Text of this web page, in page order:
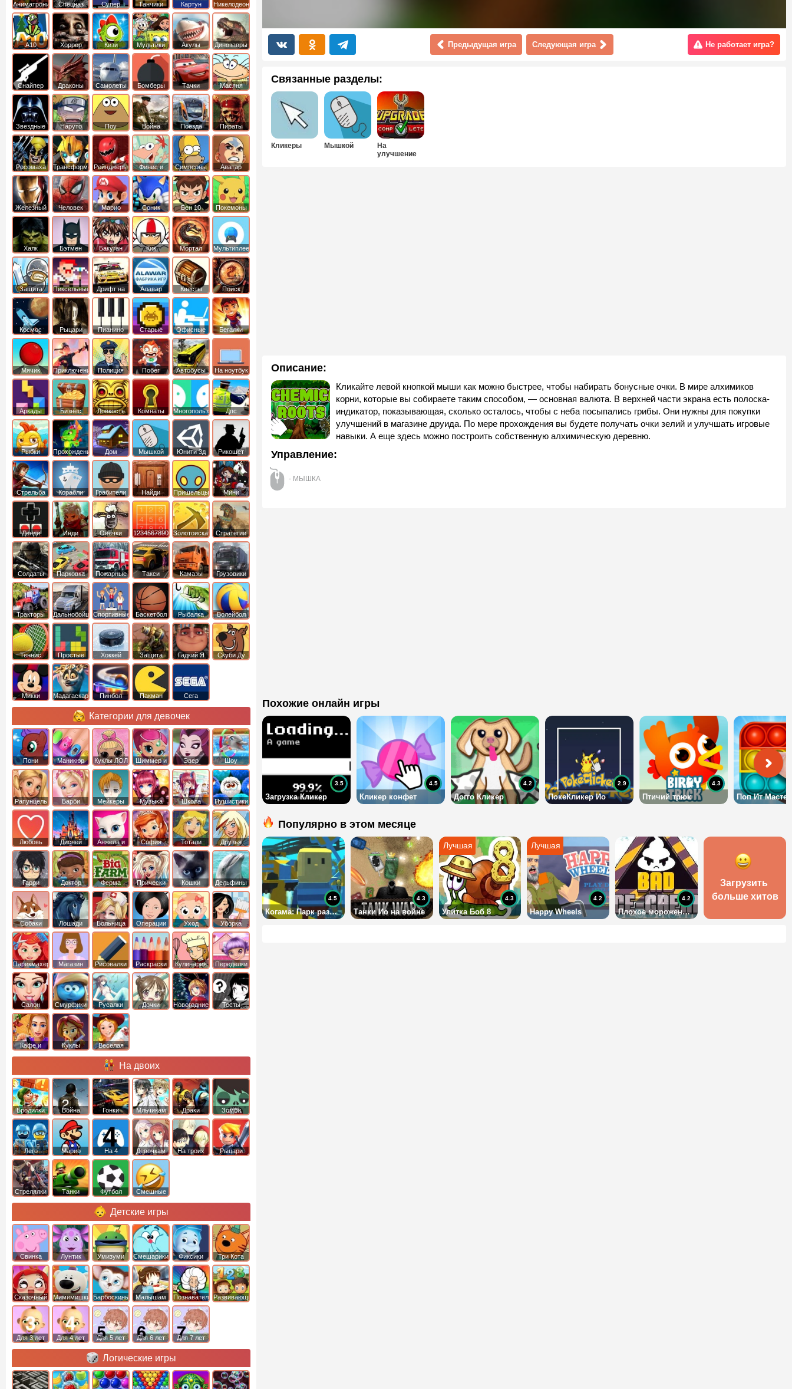
Предыдущая игра Следующая игра Не работает игра?
Связанные разделы:
Кликеры Мышкой
На
улучшение
Описание:
Кликайте левой кнопкой мыши как можно быстрее, чтобы набирать бонусные очки. В мире алхимиков
корни, которые вы собираете таким способом, — основная валюта. В верхней части экрана есть полоска-
индикатор, показывающая, сколько осталось, чтобы с неба посыпались грибы. Они нужны для покупки
улучшений в магазине друида. По мере прохождения вы будете получать очки зелий и улучшать игровые
навыки. А еще здесь можно построить собственную алхимическую деревню.
Управление:
- МЫШКА
Похожие онлайн игры
Загрузка Кликер
3.5
Кликер конфет
4.5
Догго Кликер
4.2
ПокеКликер Ио
2.9
Птичий трюк
4.3
Поп Ит Мастер
Популярно в этом месяце
Когама: Парк развлечений
4.5
Танки Ио на войне
4.3
Улитка Боб 8
4.3
Happy Wheels
4.2
Плохое мороженое 1 на двоих
4.2
Загрузить
больше хитов
Аниматроники Спецназ
Супер
бойцы
Танчики
Картун
нетворк
Никелодеон
А10 Хоррор Кизи Мультики Акулы Динозавры
Снайпер Драконы Самолеты Бомберы Тачки Масяня
Звездные
войны
Наруто Поу Война Поезда
Пираты
Карибского
Моря
Росомаха ТрансформерыРейнджеры
Самураи
Финис и
Ферб
Симпсоны
Аватар
легенда об
Аанге
Железный
человек
Человек
Паук
Марио Соник Бен 10 Покемоны
Халк Бэтмен Бакуган
Кик
Бутовский
Мортал
комбат
Мультиплеер
Защита
королевства
Пиксельные
Дрифт на
машинах
Алавар Квесты
Поиск
предметов
Космос Рыцари Пианино Старые Офисные Бегалки
Мячик Приключения Полиция Побег Автобусы На ноутбук
Аркады
Бизнес
симуляторы
Ловкость Комнаты Многопользовательские
Дпс
Рыбки Прохождение Дом Мышкой Юнити 3д Рикошет
Cтрельба
из лука
Корабли Грабители
Найди
выход
Пришельцы Мини
Денди Инди
Овечки
идут домой
1234567890 ЗолотоискательСтратегии
Солдаты
Парковка
машин
Пожарные
машины
Такси Камазы Грузовики
Тракторы ДальнобойщикиСпортивные Баскетбол Рыбалка Волейбол
Теннис Простые Хоккей
Защита
башни
Гадкий Я Скуби Ду
Микки
Мадагаскар Пинбол Пакман Сега
Категории для девочек
Пони
креатор
Маникюр Куклы ЛОЛ
Шиммер и
Шайн
Эвер
Афтер Хай
Шоу
дельфинов
Рапунцель Барби Мейкеры Музыка Школа Пушистики
Любовь Дисней
Анжела и
том
София
Прекрасная
Тотали
Спайс
Друзья
ангелов
Гарри
Поттер
Доктор
Плюшева
Ферма Прически Кошки Дельфины
Собаки Лошади Больница Операции Уход Уборка
Парикмахер Магазин Рисовалки Раскраски Кулинария Переделки
Салон Смурфики Русалки Дочки Новогодние Тесты
Кафе и
Куклы
Веселая
На двоих
Бродилки Война Гонки Мльчикам Драки Зомби
Лего Марио На 4 Девочкам На троих Рыцари
Стрелялки Танки Футбол Смешные
Детские игры
Свинка
Пеппа
Лунтик Умизуми Смешарики Фиксики Три Кота
Сказочный
патруль
Мимимишки Барбоскины Малышам ПознавательныеРазвивающие
Для 3 лет Для 4 лет Для 5 лет Для 6 лет Для 7 лет
Логические игры